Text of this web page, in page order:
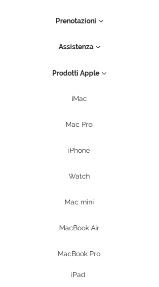
Prenotazioni
Assistenza
Prodotti Apple
iMac
Mac Pro
iPhone
Watch
Mac mini
MacBook Air
MacBook Pro
iPad